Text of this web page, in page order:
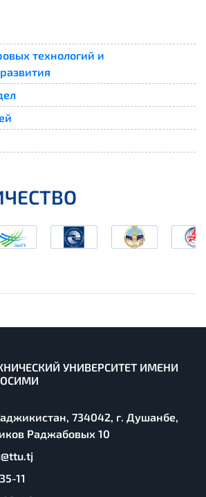
технологий и
УНИВЕРСИТЕТ ИМЕНИ
734042, г. Душанбе,
Раджабовых 10
11